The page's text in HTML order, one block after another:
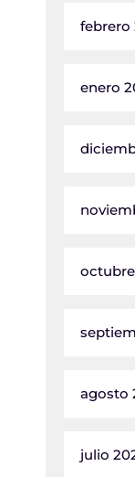
febrero
enero
agosto
julio